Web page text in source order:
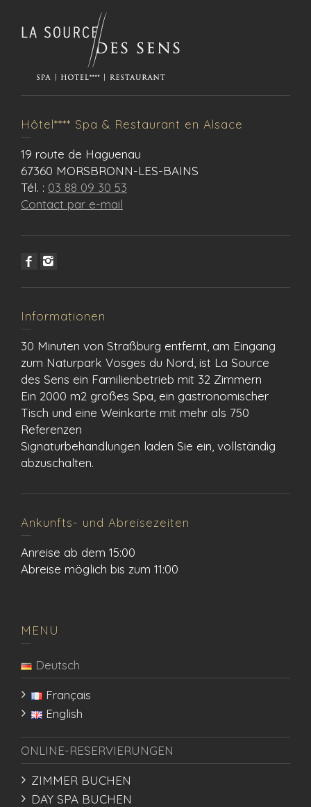
Hôtel**** Spa & Restaurant en Alsace
19 route de Haguenau
67360 MORSBRONN-LES-BAINS
Tél. : 03 88 09 30 53
Contact par e-mail
Informationen
30 Minuten von Straßburg entfernt, am Eingang
zum Naturpark Vosges du Nord, ist La Source
des Sens ein Familienbetrieb mit 32 Zimmern
Ein 2000 m2 großes Spa, ein gastronomischer
Tisch und eine Weinkarte mit mehr als 750
Referenzen
Signaturbehandlungen laden Sie ein, vollständig
abzuschalten.
Ankunfts- und Abreisezeiten
Anreise ab dem 15:00
Abreise möglich bis zum 11:00
MENU
Deutsch
Français
English
ONLINE-RESERVIERUNGEN
ZIMMER BUCHEN
DAY SPA BUCHEN